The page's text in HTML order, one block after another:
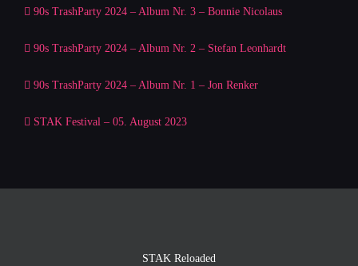
90s TrashParty 2024 – Album Nr. 3 – Bonnie Nicolaus
90s TrashParty 2024 – Album Nr. 2 – Stefan Leonhardt
90s TrashParty 2024 – Album Nr. 1 – Jon Renker
STAK Festival – 05. August 2023
STAK Reloaded